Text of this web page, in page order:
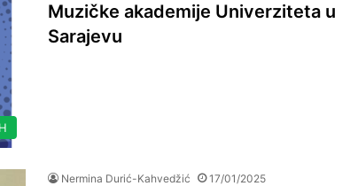
Muzičke akademije Univerziteta u
Sarajevu
Nermina Durić-Kahvedžić 17/01/2025